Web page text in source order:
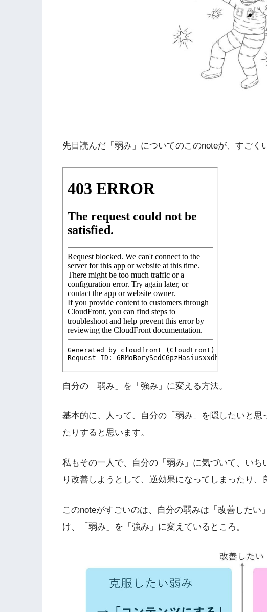
先日読んだ「弱み」についてのこのnoteが、すごく
自分の「弱み」を「強み」に変える方法。
基本的に、人って、自分の「弱み」を隠したいと
たりすると思います。
私もその一人で、自分の「弱み」に気づいて、い
り改善しようとして、逆効果になってしまったり、
このnoteがすごいのは、自分の弱みは「改善したい
け、「弱み」を「強み」に変えているところ。